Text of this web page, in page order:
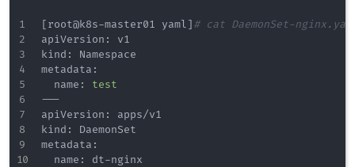
[root@k8s-master01 yaml] # cat DaemonSet-
apiVersion: v1
kind: Namespace
metadata:
  name:
test
---
apiVersion: apps/v1
kind: DaemonSet
metadata:
  name: dt-nginx